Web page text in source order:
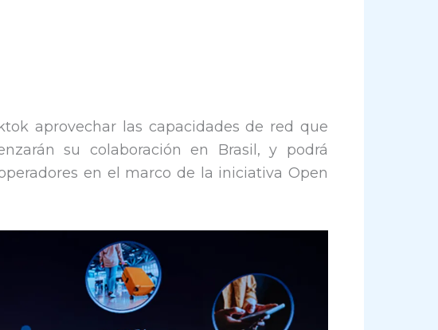
aprovechar las capacidades de red que
su colaboración en Brasil, y podrá
en el marco de la iniciativa Open